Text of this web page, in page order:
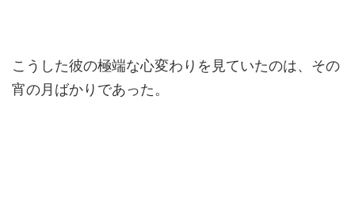
こうした彼の極端な心変わりを見ていたのは、その
宵の月ばかりであった。